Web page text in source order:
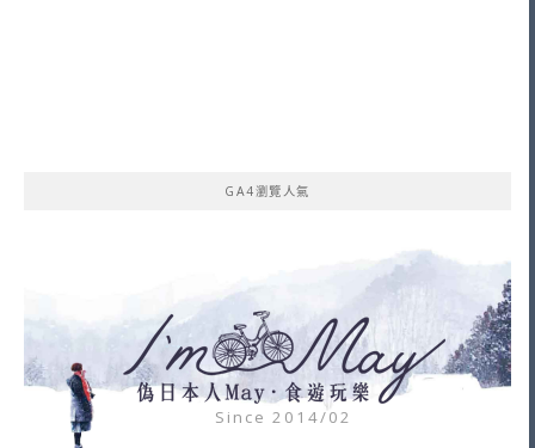
GA4瀏覽人氣
Since 2014/02